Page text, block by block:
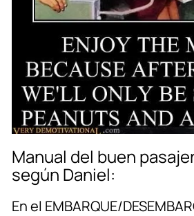
Manual del buen
según Daniel:
En el EMBARQUE/